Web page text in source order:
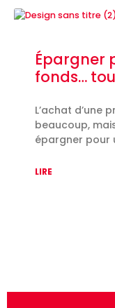
Épargner
fonds…
L’achat d’une
beaucoup,
épargner pour
LIRE